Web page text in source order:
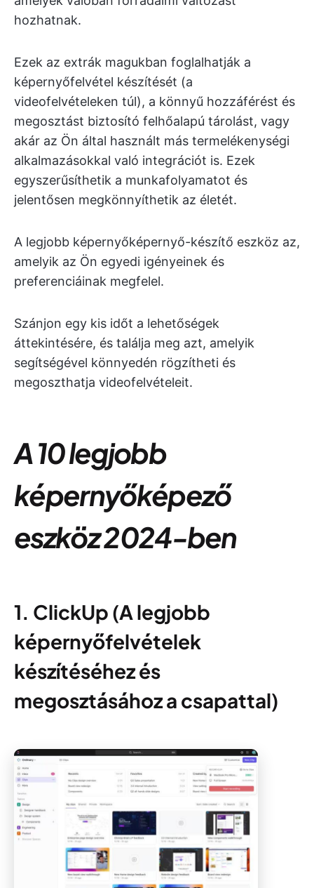
hozhatnak.
Ezek az extrák magukban foglalhatják a
képernyőfelvétel készítését (a
videofelvételeken túl), a könnyű hozzáférést és
megosztást biztosító felhőalapú tárolást, vagy
akár az Ön által használt más termelékenységi
alkalmazásokkal való integrációt is. Ezek
egyszerűsíthetik a munkafolyamatot és
jelentősen megkönnyíthetik az életét.
A legjobb képernyőképernyő-készítő eszköz az,
amelyik az Ön egyedi igényeinek és
preferenciáinak megfelel.
Szánjon egy kis időt a lehetőségek
áttekintésére, és találja meg azt, amelyik
segítségével könnyedén rögzítheti és
megoszthatja videofelvételeit.
A 10 legjobb
képernyőképező
eszköz 2024-ben
1. ClickUp (A legjobb
képernyőfelvételek
készítéséhez és
megosztásához a csapattal)